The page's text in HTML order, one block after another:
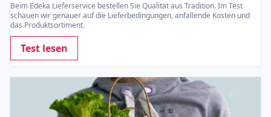
Beim Edeka Lieferservice bestellen Sie Qualität aus Tradition. Im Test
schauen wir genauer auf die Lieferbedingungen, anfallende Kosten und
das Produktsortiment.
Test lesen